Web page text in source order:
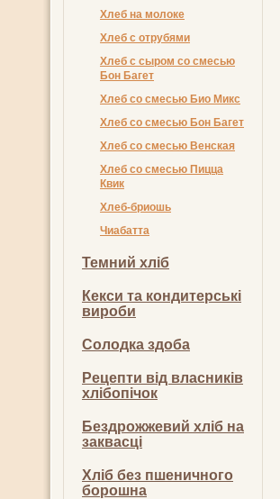
Хлеб на молоке
Хлеб с отрубями
Хлеб с сыром со смесью
Бон Багет
Хлеб со смесью Био Микс
Хлеб со смесью Бон Багет
Хлеб со смесью Венская
Хлеб со смесью Пицца
Квик
Хлеб-бриошь
Чиабатта
Темний хліб
Кекси та кондитерські
вироби
Солодка здоба
Рецепти від власників
хлібопічок
Бездрожжевий хліб на
заквасці
Хліб без пшеничного
борошна